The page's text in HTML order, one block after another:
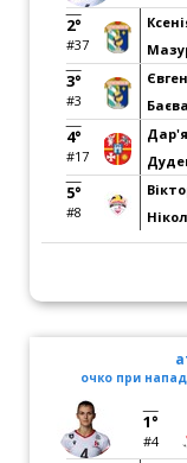
2°
#37
3°
#3
Баєва
4°
#17
Дар'я
5°
#8
очко при
1°
#4